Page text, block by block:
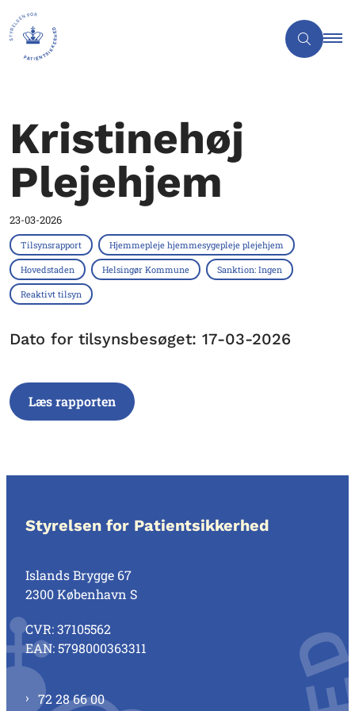
Kristinehøj
Plejehjem
23-03-2026
Tilsynsrapport Hjemmepleje hjemmesygepleje plejehjem
Hovedstaden Helsingør Kommune Sanktion: Ingen
Reaktivt tilsyn
Dato for tilsynsbesøget: 17-03-2026
Læs rapporten
Styrelsen for Patientsikkerhed
Islands Brygge 67
2300 København S
CVR: 37105562
EAN: 5798000363311
72 28 66 00